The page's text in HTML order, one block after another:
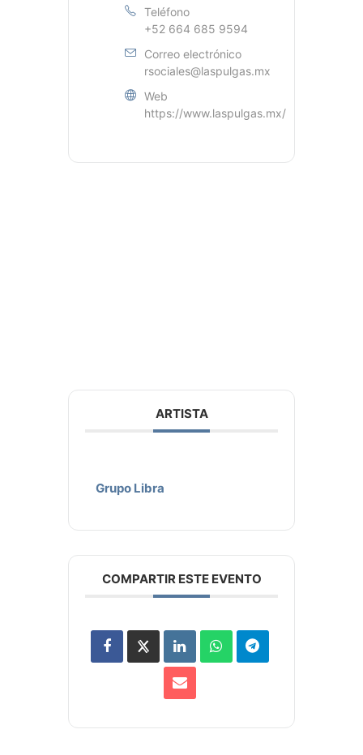
Teléfono
+52 664 685 9594
Correo electrónico
rsociales@laspulgas.mx
Web
https://www.laspulgas.mx/
ARTISTA
Grupo Libra
COMPARTIR ESTE EVENTO